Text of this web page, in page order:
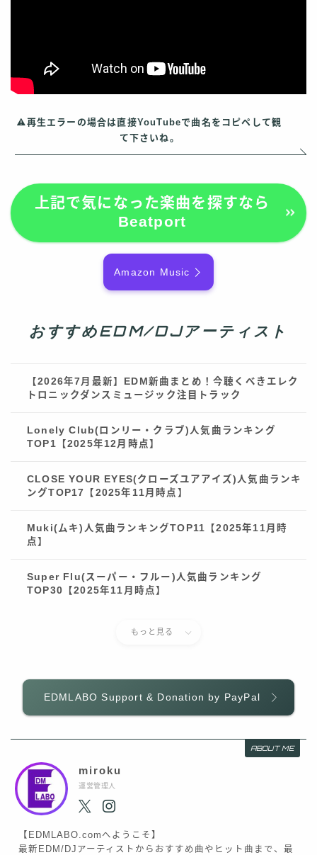
再生エラーの場合は直接YouTubeで曲名をコピペして観
て下さいね。
上記で気になった楽曲を探すなら
Beatport
Amazon Music
おすすめEDM/DJアーティスト
【2026年7月最新】EDM新曲まとめ！今聴くべきエレク
トロニックダンスミュージック注目トラック
Lonely Club(ロンリー・クラブ)人気曲ランキング
TOP1【2025年12月時点】
CLOSE YOUR EYES(クローズユアアイズ)人気曲ランキ
ングTOP17【2025年11月時点】
Muki(ムキ)人気曲ランキングTOP11【2025年11月時
点】
Super Flu(スーパー・フルー)人気曲ランキング
TOP30【2025年11月時点】
もっと見る
EDMLABO Support & Donation by PayPal
ABOUT ME
miroku
運営管理人
【EDMLABO.comへようこそ】
最新EDM/DJアーティストからおすすめ曲やヒット曲まで、最